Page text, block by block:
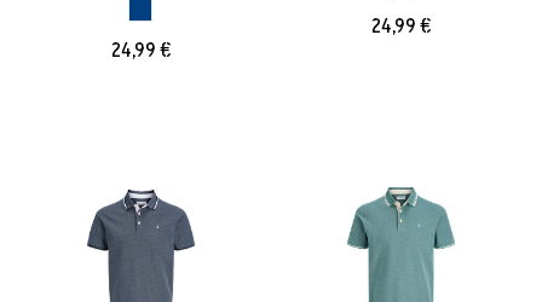
24,99 €
24,99 €